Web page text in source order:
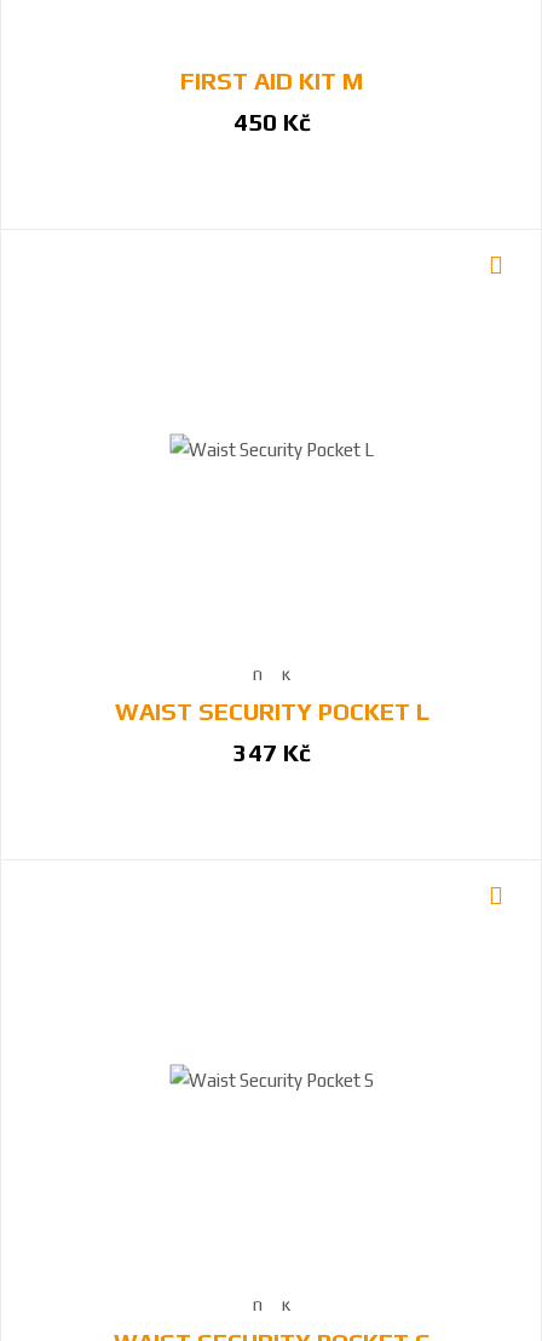
FIRST AID KIT M
450 Kč
WAIST SECURITY POCKET L
347 Kč